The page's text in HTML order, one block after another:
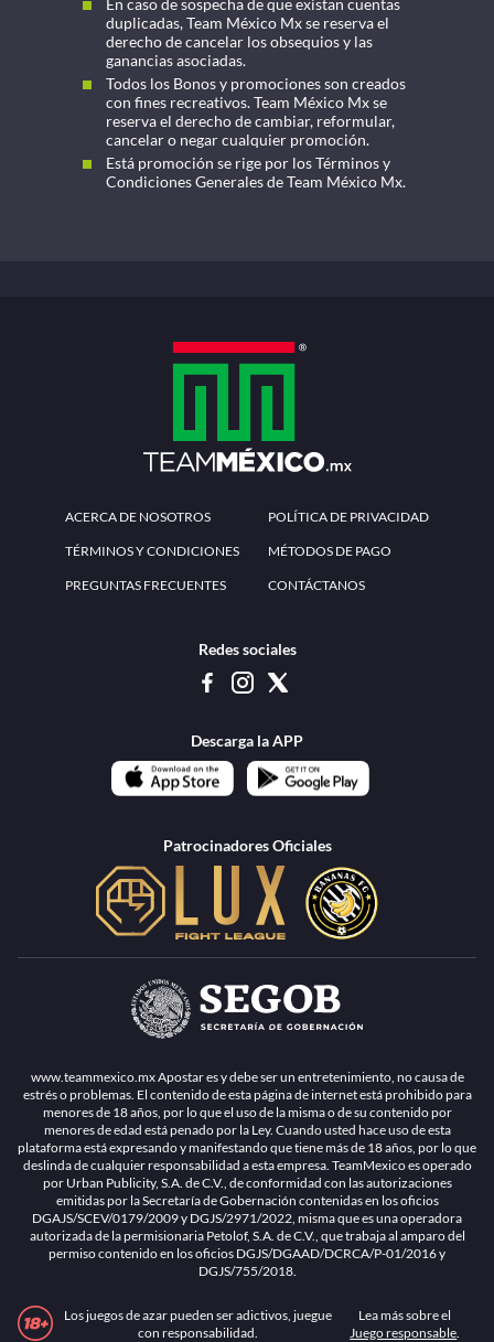
En caso de sospecha de que existan cuentas
duplicadas, Team México Mx se reserva el
derecho de cancelar los obsequios y las
ganancias asociadas.
Todos los Bonos y promociones son creados
con fines recreativos. Team México Mx se
reserva el derecho de cambiar, reformular,
cancelar o negar cualquier promoción.
Está promoción se rige por los Términos y
Condiciones Generales de Team México Mx.
ACERCA DE NOSOTROS POLÍTICA DE PRIVACIDAD
TÉRMINOS Y CONDICIONES MÉTODOS DE PAGO
PREGUNTAS FRECUENTES CONTÁCTANOS
Redes sociales
Descarga la APP
Patrocinadores Oficiales
www.teammexico.mx Apostar es y debe ser un entretenimiento, no causa de
estrés o problemas. El contenido de esta página de internet está prohibido para
menores de 18 años, por lo que el uso de la misma o de su contenido por
menores de edad está penado por la Ley. Cuando usted hace uso de esta
plataforma está expresando y manifestando que tiene más de 18 años, por lo que
deslinda de cualquier responsabilidad a esta empresa. TeamMexico es operado
por Urban Publicity, S.A. de C.V., de conformidad con las autorizaciones
emitidas por la Secretaría de Gobernación contenidas en los oficios
DGAJS/SCEV/0179/2009 y DGJS/2971/2022, misma que es una operadora
autorizada de la permisionaria Petolof, S.A. de C.V., que trabaja al amparo del
permiso contenido en los oficios DGJS/DGAAD/DCRCA/P-01/2016 y
DGJS/755/2018.
Los juegos de azar pueden ser adictivos, juegue
con responsabilidad.
Lea más sobre el
Juego responsable.